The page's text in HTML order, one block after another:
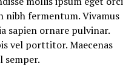
nibh fermentum. Vivamus
sapien ornare pulvinar.
vel porttitor. Maecenas